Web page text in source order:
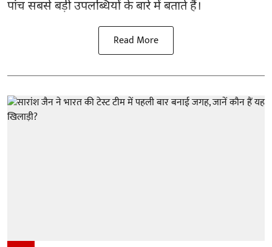
पांच सबसे बड़ी उपलब्धियों के बारे में बताते हैं।
Read More